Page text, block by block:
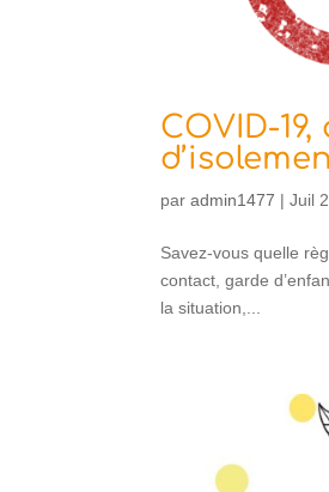
COVID-
paradmin1477 |Juil
Savez-vous quelle
contact, garde
la situation,...